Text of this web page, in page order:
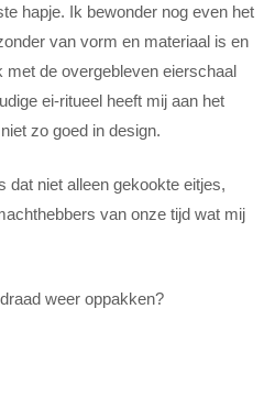
hapje. Ik bewonder nog even het
van vorm en materiaal is en
met de overgebleven eierschaal
ei-ritueel heeft mij aan het
zo goed in design.
dat niet alleen gekookte eitjes,
van onze tijd wat mij
weer oppakken?